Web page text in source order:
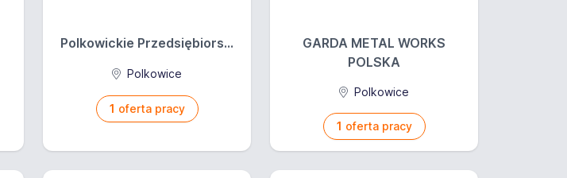
Polkowickie Przedsiębiors...
Polkowice
1 oferta pracy
GARDA METAL WORKS
POLSKA
Polkowice
1 oferta pracy